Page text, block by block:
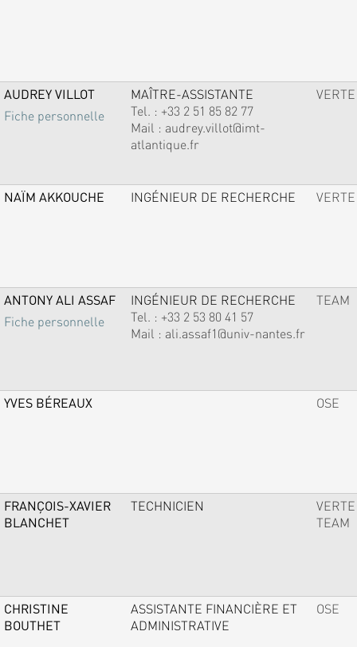
AUDREY VILLOT
Fiche personnelle
MAÎTRE-ASSISTANTE
Tel. : +33 2 51 85 82 77
Mail : audrey.villot@imt-
atlantique.fr
VERTE
NAÏM AKKOUCHE INGÉNIEUR DE RECHERCHE VERTE
ANTONY ALI ASSAF
Fiche personnelle
INGÉNIEUR DE RECHERCHE
Tel. : +33 2 53 80 41 57
Mail : ali.assaf1@univ-nantes.fr
TEAM
YVES BÉREAUX OSE
FRANÇOIS-XAVIER
BLANCHET
TECHNICIEN
VERTE
TEAM
CHRISTINE
BOUTHET
ASSISTANTE FINANCIÈRE ET
ADMINISTRATIVE
OSE